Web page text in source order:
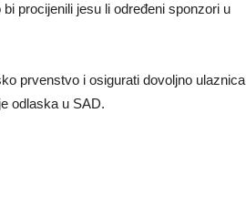
procijenili jesu li određeni sponzori u
prvenstvo i osigurati dovoljno ulaznica
odlaska u SAD.